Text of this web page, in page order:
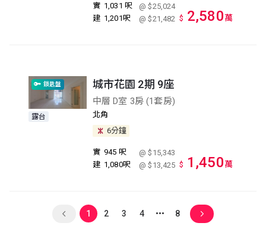
實 1,031 呎
@ $25,024
建 1,201呎 @ $21,482 $ 2,580萬
鎖匙盤
露台
城市花園 2期 9座
中層 D室 3房 (1套房)
北角
6分鐘
實 945 呎
@ $15,343
建 1,080呎 @ $13,425 $ 1,450萬
1 2 3 4 8